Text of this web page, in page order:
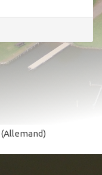
(Allemand)